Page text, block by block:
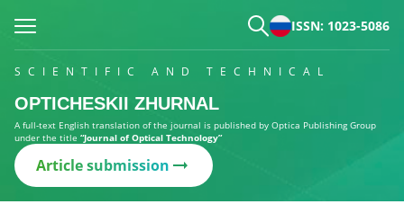
ISSN: 1023-5086
SCIENTIFIC AND TECHNICAL
OPTICHESKII ZHURNAL
A full-text English translation of the journal is published by Optica Publishing Group
under the title “Journal of Optical Technology”
Article submission